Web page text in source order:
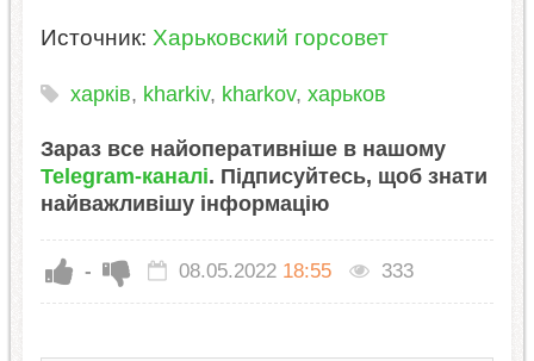
Источник: Харьковский горсовет
харків, kharkiv, kharkov, харьков
Зараз все найоперативніше в нашому
Telegram-каналі. Підписуйтесь, щоб знати
найважливішу інформацію
- 08.05.2022 18:55 333